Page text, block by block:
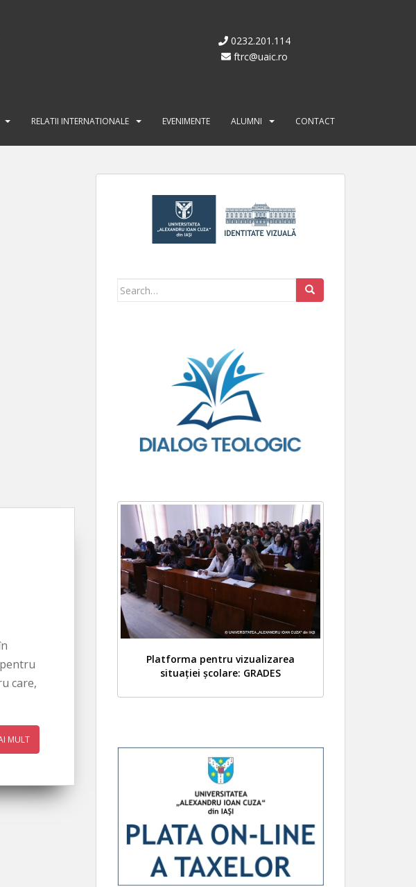
0232.201.114
ftrc@uaic.ro
RELATII INTERNATIONALE EVENIMENTE ALUMNI CONTACT
care,
MULT
Search for:
Platforma pentru vizualizarea
situației școlare: GRADES